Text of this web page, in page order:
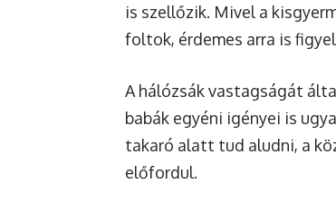
is szellőzik. Mivel a
foltok, érdemes arra is
A hálózsák vastagságát
babák egyéni igényei is
takaró alatt tud aludni, a
előfordul.